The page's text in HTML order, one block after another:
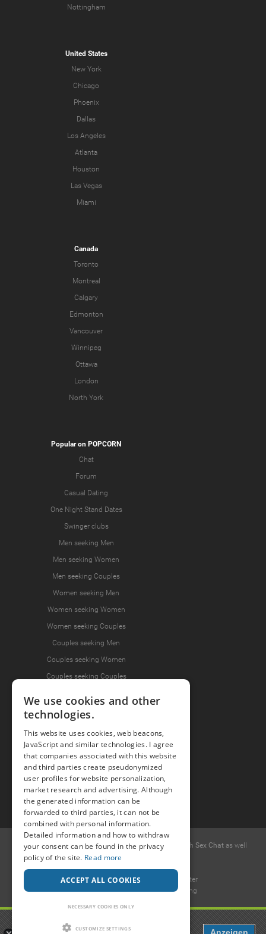
Nottingham
United States
New York
Chicago
Phoenix
Dallas
Los Angeles
Atlanta
Houston
Las Vegas
Miami
Canada
Toronto
Montreal
Calgary
Edmonton
Vancouver
Winnipeg
Ottawa
London
North York
Popular on POPCORN
Chat
Forum
Casual Dating
One Night Stand Dates
Swinger clubs
Men seeking Men
Men seeking Women
Men seeking Couples
Women seeking Men
Women seeking Women
Women seeking Couples
Couples seeking Men
Couples seeking Women
Couples seeking Couples
Join the Fun
Press Area
Invite Friends
© 2015 -2026 Popcorn .dating -Free casual dates with Sex Chatas well
asErotic Discussions
Ideawise Limited
Unit 603A, 6/F, Tower 1 Admiralty Center
18 Harcourt Road, Admiralty, Hong Kong
Payment and debt collection take place by Compay GmbH, Mettmanner
We use cookies and other
technologies.
This website uses cookies, web beacons,
JavaScript and similar technologies. I agree
that companies associated with this website
and third parties create pseudonymized
user profiles for website personalization,
market research and advertising. Although
the generated information can be
forwarded to third parties, it can not be
combined with personal information.
Detailed information and how to withdraw
your consent can be found in the privacy
policy of the site. Read more
ACCEPT ALL COOKIES
NECESSARY COOKIES ONLY
CUSTOMIZE SETTINGS